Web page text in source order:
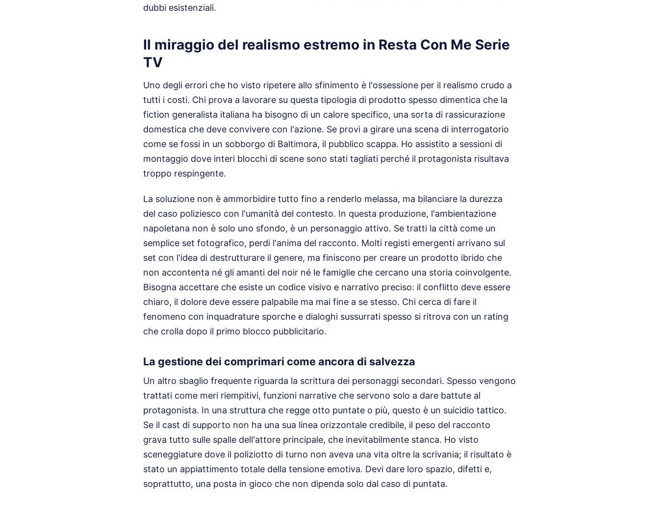
dubbi esistenziali.
Il miraggio del realismo estremo in Resta Con Me Serie
TV
Uno degli errori che ho visto ripetere allo sfinimento è l'ossessione per il realismo crudo a
tutti i costi. Chi prova a lavorare su questa tipologia di prodotto spesso dimentica che la
fiction generalista italiana ha bisogno di un calore specifico, una sorta di rassicurazione
domestica che deve convivere con l'azione. Se provi a girare una scena di interrogatorio
come se fossi in un sobborgo di Baltimora, il pubblico scappa. Ho assistito a sessioni di
montaggio dove interi blocchi di scene sono stati tagliati perché il protagonista risultava
troppo respingente.
La soluzione non è ammorbidire tutto fino a renderlo melassa, ma bilanciare la durezza
del caso poliziesco con l'umanità del contesto. In questa produzione, l'ambientazione
napoletana non è solo uno sfondo, è un personaggio attivo. Se tratti la città come un
semplice set fotografico, perdi l'anima del racconto. Molti registi emergenti arrivano sul
set con l'idea di destrutturare il genere, ma finiscono per creare un prodotto ibrido che
non accontenta né gli amanti del noir né le famiglie che cercano una storia coinvolgente.
Bisogna accettare che esiste un codice visivo e narrativo preciso: il conflitto deve essere
chiaro, il dolore deve essere palpabile ma mai fine a se stesso. Chi cerca di fare il
fenomeno con inquadrature sporche e dialoghi sussurrati spesso si ritrova con un rating
che crolla dopo il primo blocco pubblicitario.
La gestione dei comprimari come ancora di salvezza
Un altro sbaglio frequente riguarda la scrittura dei personaggi secondari. Spesso vengono
trattati come meri riempitivi, funzioni narrative che servono solo a dare battute al
protagonista. In una struttura che regge otto puntate o più, questo è un suicidio tattico.
Se il cast di supporto non ha una sua linea orizzontale credibile, il peso del racconto
grava tutto sulle spalle dell'attore principale, che inevitabilmente stanca. Ho visto
sceneggiature dove il poliziotto di turno non aveva una vita oltre la scrivania; il risultato è
stato un appiattimento totale della tensione emotiva. Devi dare loro spazio, difetti e,
soprattutto, una posta in gioco che non dipenda solo dal caso di puntata.